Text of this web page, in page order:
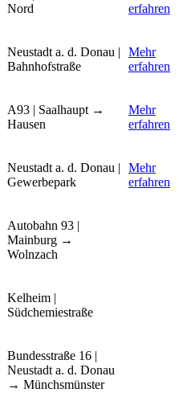
Nord
erfahren
Neustadt a. d. Donau |
Bahnhofstraße
Mehr
erfahren
A93 | Saalhaupt →
Hausen
Mehr
erfahren
Neustadt a. d. Donau |
Gewerbepark
Mehr
erfahren
Autobahn 93 |
Mainburg →
Wolnzach
Kelheim |
Südchemiestraße
Bundesstraße 16 |
Neustadt a. d. Donau
→ Münchsmünster